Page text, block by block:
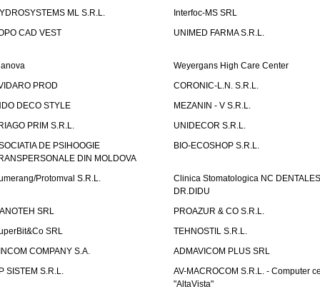
ML S.R.L.
Interfoc-MS SRL
CAD VEST
UNIMED FARMA S.R.L.
Weyergans High Care Center
PROD
CORONIC-L.N. S.R.L.
DECO STYLE
MEZANIN - V S.R.L.
PRIM S.R.L.
UNIDECOR S.R.L.
DE PSIHOOGIE
DIN MOLDOVA
BIO-ECOSHOP S.R.L.
Protomval S.R.L.
Clinica Stomatologica NC DENTALES
DR.DIDU
SRL
PROAZUR & CO S.R.L.
SRL
TEHNOSTIL S.R.L.
COMPANY S.A.
ADMAVICOM PLUS SRL
SISTEM S.R.L.
AV-MACROCOM S.R.L. - Computer
"AltaVista"